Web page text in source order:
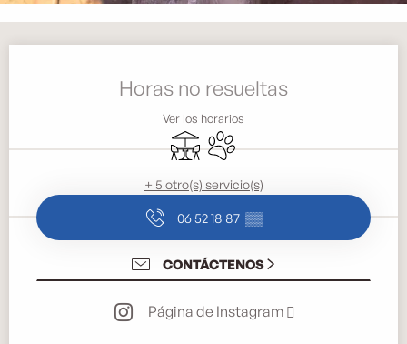
Horas no resueltas
Ver los horarios
TerrazaSe aceptan animales
+ 5 otro(s) servicio(s)
06 52 18 87 ▒▒
CONTÁCTENOS
Página de Instagram